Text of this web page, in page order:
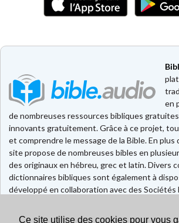
Ce site utilise des cookies pour vous
en
de nombreuses ressources bibliques
innovants gratuitement. Grâce à ce projet,
et comprendre le message de la Bible. En plus
site propose de nombreuses bibles en
des originaux en hébreu, grec et latin. Divers
dictionnaires bibliques sont également à
développé en collaboration avec des Sociétés